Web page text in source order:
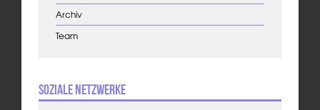
Archiv
Team
Soziale Netzwerke